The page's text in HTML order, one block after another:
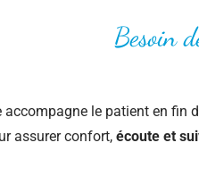
Besoin
accompagne le patient en fin
assurer confort, écoute et